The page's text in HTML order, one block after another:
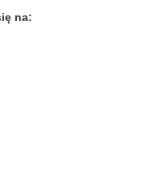
na: